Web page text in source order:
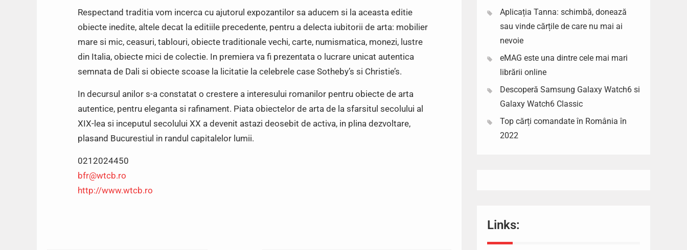
Respectand traditia vom incerca cu ajutorul expozantilor sa aducem si la aceasta editie
obiecte inedite, altele decat la editiile precedente, pentru a delecta iubitorii de arta: mobilier
mare si mic, ceasuri, tablouri, obiecte traditionale vechi, carte, numismatica, monezi, lustre
din Italia, obiecte mici de colectie. In premiera va fi prezentata o lucrare unicat autentica
semnata de Dali si obiecte scoase la licitatie la celebrele case Sotheby’s si Christie’s.
In decursul anilor s-a constatat o crestere a interesului romanilor pentru obiecte de arta
autentice, pentru eleganta si rafinament. Piata obiectelor de arta de la sfarsitul secolului al
XIX-lea si inceputul secolului XX a devenit astazi deosebit de activa, in plina dezvoltare,
plasand Bucurestiul in randul capitalelor lumii.
0212024450
bfr@wtcb.ro
http://www.wtcb.ro
Aplicația Tanna: schimbă, donează
sau vinde cărțile de care nu mai ai
nevoie
eMAG este una dintre cele mai mari
librării online
Descoperă Samsung Galaxy Watch6 si
Galaxy Watch6 Classic
Top cărți comandate în România în
2022
Links: